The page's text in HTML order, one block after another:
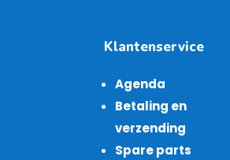
Klantenservice
Agenda
Betaling en
verzending
Spare parts